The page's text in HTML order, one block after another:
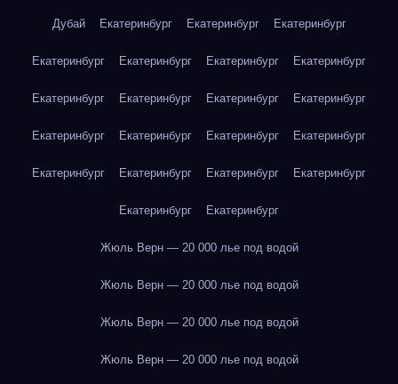
Дубай Екатеринбург Екатеринбург Екатеринбург
Екатеринбург Екатеринбург Екатеринбург Екатеринбург
Екатеринбург Екатеринбург Екатеринбург Екатеринбург
Екатеринбург Екатеринбург Екатеринбург Екатеринбург
Екатеринбург Екатеринбург Екатеринбург Екатеринбург
Екатеринбург Екатеринбург
Жюль Верн — 20 000 лье под водой
Жюль Верн — 20 000 лье под водой
Жюль Верн — 20 000 лье под водой
Жюль Верн — 20 000 лье под водой